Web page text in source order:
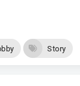
Story